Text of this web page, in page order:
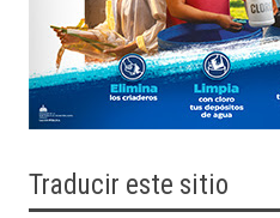
Traducir este sitio